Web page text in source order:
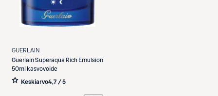
GUERLAIN
GuerlainSuperaqua Rich Emulsion
50ml kasvovoide
Keskiarvo4,7 / 5